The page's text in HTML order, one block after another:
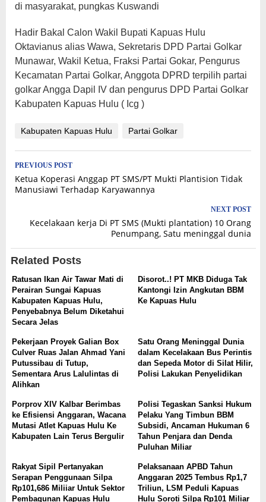
di masyarakat, pungkas Kuswandi
Hadir Bakal Calon Wakil Bupati Kapuas Hulu
Oktavianus alias Wawa, Sekretaris DPD Partai Golkar
Munawar, Wakil Ketua, Fraksi Partai Gokar, Pengurus
Kecamatan Partai Golkar, Anggota DPRD terpilih partai
golkar Angga Dapil IV dan pengurus DPD Partai Golkar
Kabupaten Kapuas Hulu ( Icg )
Kabupaten Kapuas Hulu Partai Golkar
Post
navigation
PREVIOUS POST
Ketua Koperasi Anggap PT SMS/PT Mukti Plantision Tidak
Manusiawi Terhadap Karyawannya
NEXT POST
Kecelakaan kerja Di PT SMS (Mukti plantation) 10 Orang
Penumpang, Satu meninggal dunia
Related Posts
Ratusan Ikan Air Tawar Mati di
Perairan Sungai Kapuas
Kabupaten Kapuas Hulu,
Penyebabnya Belum Diketahui
Secara Jelas
Disorot..! PT MKB Diduga Tak
Kantongi Izin Angkutan BBM
Ke Kapuas Hulu
Pekerjaan Proyek Galian Box
Culver Ruas Jalan Ahmad Yani
Putussibau di Tutup,
Sementara Arus Lalulintas di
Alihkan
Satu Orang Meninggal Dunia
dalam Kecelakaan Bus Perintis
dan Sepeda Motor di Silat Hilir,
Polisi Lakukan Penyelidikan
Porprov XIV Kalbar Berimbas
ke Efisiensi Anggaran, Wacana
Mutasi Atlet Kapuas Hulu Ke
Kabupaten Lain Terus Bergulir
Polisi Tegaskan Sanksi Hukum
Pelaku Yang Timbun BBM
Subsidi, Ancaman Hukuman 6
Tahun Penjara dan Denda
Puluhan Miliar
Rakyat Sipil Pertanyakan
Serapan Penggunaan Silpa
Rp101,686 Miliiar Untuk Sektor
Pembagunan Kapuas Hulu
Pelaksanaan APBD Tahun
Anggaran 2025 Tembus Rp1,7
Triliun, LSM Peduli Kapuas
Hulu Soroti Silpa Rp101 Miliar